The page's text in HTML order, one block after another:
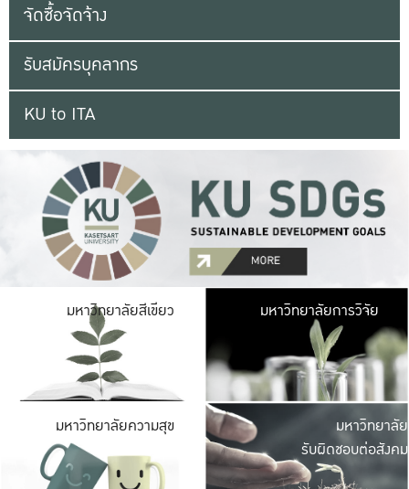
จัดซื้อจัดจ้าง
รับสมัครบุคลากร
KU to ITA
มหาวิทยาลัยสีเขียว มหาวิ
มีพื้นที่เขียวสดใส
เป็นป่าในเมือง เกษต
มหาวิทยาลัยการวิจัย
มหาวิทยาลัยความสุข มหาวิ
ค
เปิดประ
และพบเรื่องราวใ
มหาวิทยาลัย
รับผิดชอบต่อสังคม